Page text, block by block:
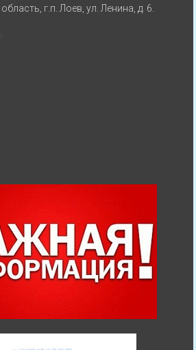
г.п. Лоев, ул. Ленина, д. 6.